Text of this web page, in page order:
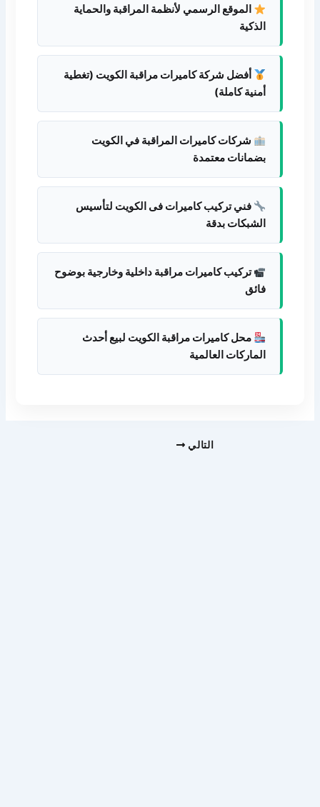
الموقع الرسمي لأنظمة المراقبة والحماية
الذكية
أفضل شركة كاميرات مراقبة الكويت (تغطية
أمنية كاملة)
شركات كاميرات المراقبة في الكويت
بضمانات معتمدة
فني تركيب كاميرات فى الكويت لتأسيس
الشبكات بدقة
تركيب كاميرات مراقبة داخلية وخارجية بوضوح
فائق
محل كاميرات مراقبة الكويت لبيع أحدث
الماركات العالمية
التالي